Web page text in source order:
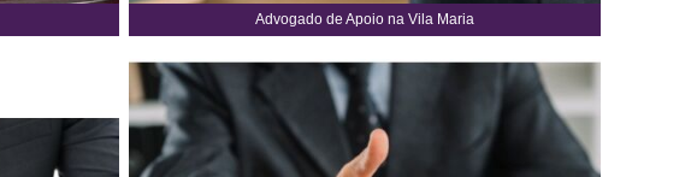
Advogado de Apoio na Vila Maria